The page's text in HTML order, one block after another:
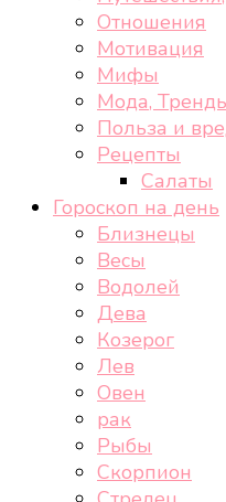
Отношения
Мотивация
Мифы
Мода,
Польза и
Рецепты
Салаты
Гороскоп на день
Близнецы
Весы
Водолей
Дева
Козерог
Лев
Овен
рак
Рыбы
Скорпион